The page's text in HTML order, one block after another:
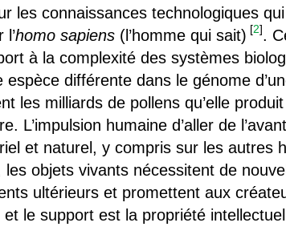
les connaissances technologiques qui
l’homo sapiens (l’homme qui sait) [2].
à la complexité des systèmes
espèce différente dans le génome
les milliards de pollens qu’elle
L’impulsion humaine d’aller de
et naturel, y compris sur les autres
objets vivants nécessitent de
ultérieurs et promettent aux
le support est la propriété